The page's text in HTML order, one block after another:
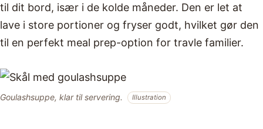
til dit bord, især i de kolde måneder. Den er let at
lave i store portioner og fryser godt, hvilket gør den
til en perfekt meal prep-option for travle familier.
Goulashsuppe, klar til servering. Illustration